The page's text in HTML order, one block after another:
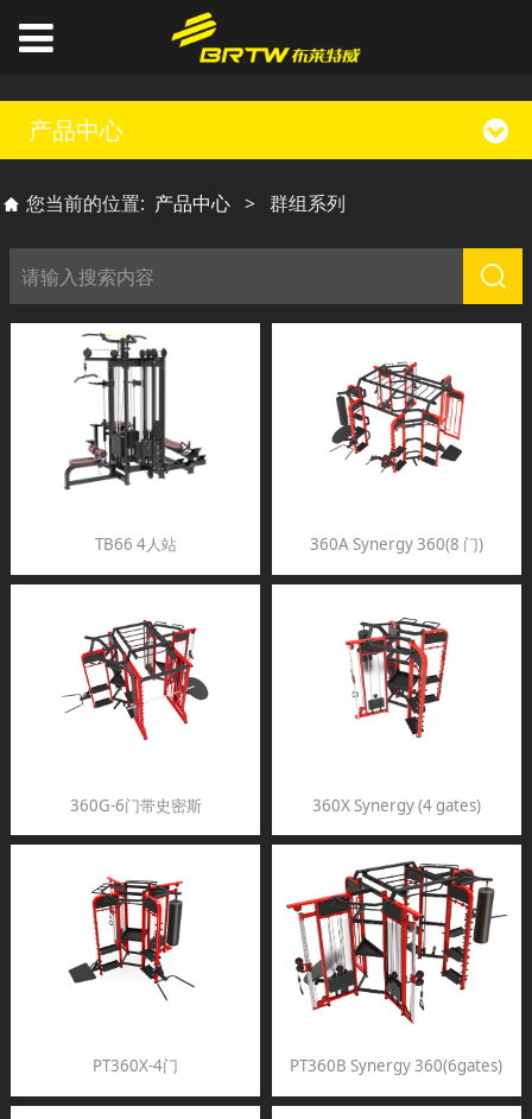
产品中心
您当前的位置: 产品中心 > 群组系列
TB66 4人站 360A Synergy 360(8 门)
360G-6门带史密斯 360X Synergy (4 gates)
PT360X-4门 PT360B Synergy 360(6gates)